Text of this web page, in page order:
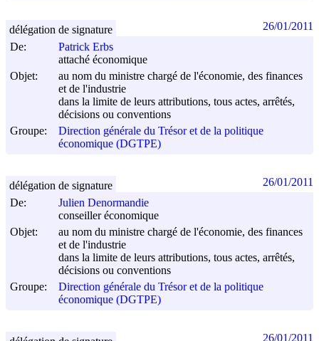
De:
Patrick Erbs
attaché économique
Objet:
au nom du ministre chargé de l'économie, des finances
et de l'industrie
dans la limite de leurs attributions, tous actes, arrêtés,
décisions ou conventions
Groupe:
Direction générale du Trésor et de la politique
économique (DGTPE)
délégation de signature 26/01/2011
De:
Julien Denormandie
conseiller économique
Objet:
au nom du ministre chargé de l'économie, des finances
et de l'industrie
dans la limite de leurs attributions, tous actes, arrêtés,
décisions ou conventions
Groupe:
Direction générale du Trésor et de la politique
économique (DGTPE)
délégation de signature 26/01/2011
26/01/2011